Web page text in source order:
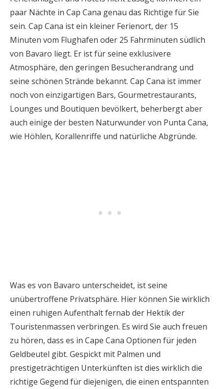
paar Nächte in Cap Cana genau das Richtige für Sie
sein. Cap Cana ist ein kleiner Ferienort, der 15
Minuten vom Flughafen oder 25 Fahrminuten südlich
von Bavaro liegt. Er ist für seine exklusivere
Atmosphäre, den geringen Besucherandrang und
seine schönen Strände bekannt. Cap Cana ist immer
noch von einzigartigen Bars, Gourmetrestaurants,
Lounges und Boutiquen bevölkert, beherbergt aber
auch einige der besten Naturwunder von Punta Cana,
wie Höhlen, Korallenriffe und natürliche Abgründe.
Was es von Bavaro unterscheidet, ist seine
unübertroffene Privatsphäre. Hier können Sie wirklich
einen ruhigen Aufenthalt fernab der Hektik der
Touristenmassen verbringen. Es wird Sie auch freuen
zu hören, dass es in Cape Cana Optionen für jeden
Geldbeutel gibt. Gespickt mit Palmen und
prestigeträchtigen Unterkünften ist dies wirklich die
richtige Gegend für diejenigen, die einen entspannten